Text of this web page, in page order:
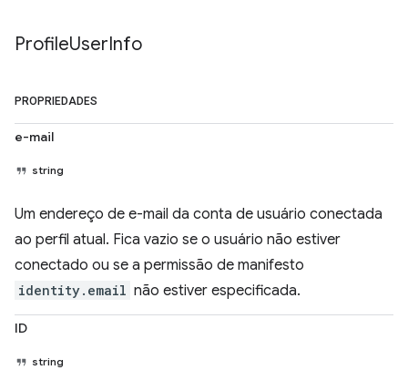
ProfileUserInfo
PROPRIEDADES
e-mail
string
Um endereço de e-mail da conta de usuário conectada
ao perfil atual. Fica vazio se o usuário não estiver
conectado ou se a permissão de manifesto
identity.email não estiver especificada.
ID
string